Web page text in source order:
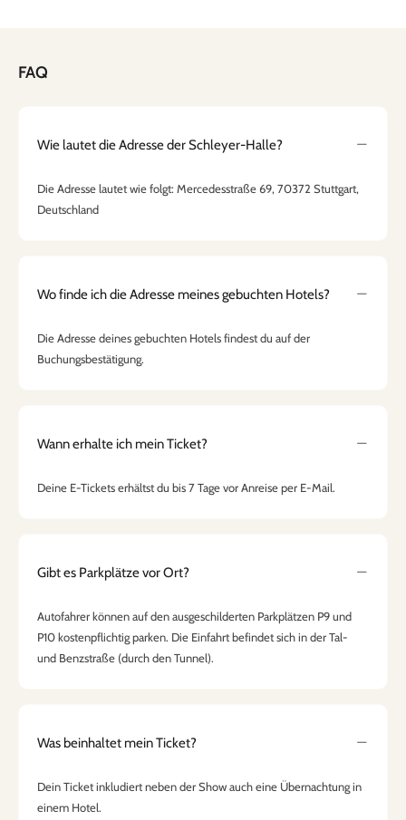
FAQ
Wie lautet die Adresse der Schleyer-Halle?
Die Adresse lautet wie folgt: Mercedesstraße 69, 70372 Stuttgart,
Deutschland
Wo finde ich die Adresse meines gebuchten Hotels?
Die Adresse deines gebuchten Hotels findest du auf der
Buchungsbestätigung.
Wann erhalte ich mein Ticket?
Deine E-Tickets erhältst du bis 7 Tage vor Anreise per E-Mail.
Gibt es Parkplätze vor Ort?
Autofahrer können auf den ausgeschilderten Parkplätzen P9 und
P10 kostenpflichtig parken. Die Einfahrt befindet sich in der Tal-
und Benzstraße (durch den Tunnel).
Was beinhaltet mein Ticket?
Dein Ticket inkludiert neben der Show auch eine Übernachtung in
einem Hotel.